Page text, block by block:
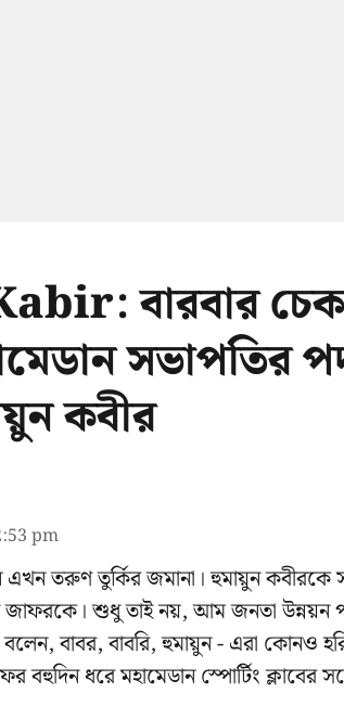
বারবার চেক
সভাপতির
কবীর
pm
এখন তরুণ তুর্কির জমানা। হুমায়ুন
শুধু তাই নয়, আম জনতা উন্নয়ন
বাবর, বাবরি, হুমায়ুন - এরা কোনও
বহুদিন ধরে মহামেডান স্পোর্টিং ক্লাবের